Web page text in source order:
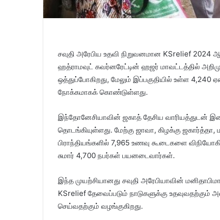
சவுதி அரேபிய உதவி நிறுவனமான KSrelief
ஹத்ராமவுட் கவர்னரேட்டின் ஹஜர் மாவட்டத்தில்
ஒத்துப்போகிறது, மேலும் இப்பகுதியில் உள்ள
நோக்கமாகக் கொண்டுள்ளது.
இந்தோனேசியாவின் ஜகாத் தேசிய வாரியத்துடன்
தொடங்கியுள்ளது. மேற்கு ஜாவா, கிழக்கு
பிராந்தியங்களில் 7,965 உணவு கூடைகளை
சுமார் 4,700 நபர்கள் பயனடைவார்கள்.
இந்த முயற்சியானது சவுதி அரேபியாவின்
KSrelief தேவைப்படும் நாடுகளுக்கு உதவுவதற்கும்
செய்வதற்கும் வழங்குகிறது.